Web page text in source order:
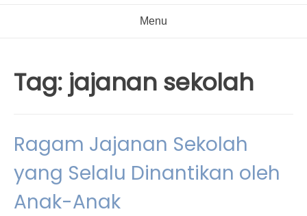
Menu
Tag: jajanan sekolah
Ragam Jajanan Sekolah
yang Selalu Dinantikan oleh
Anak-Anak